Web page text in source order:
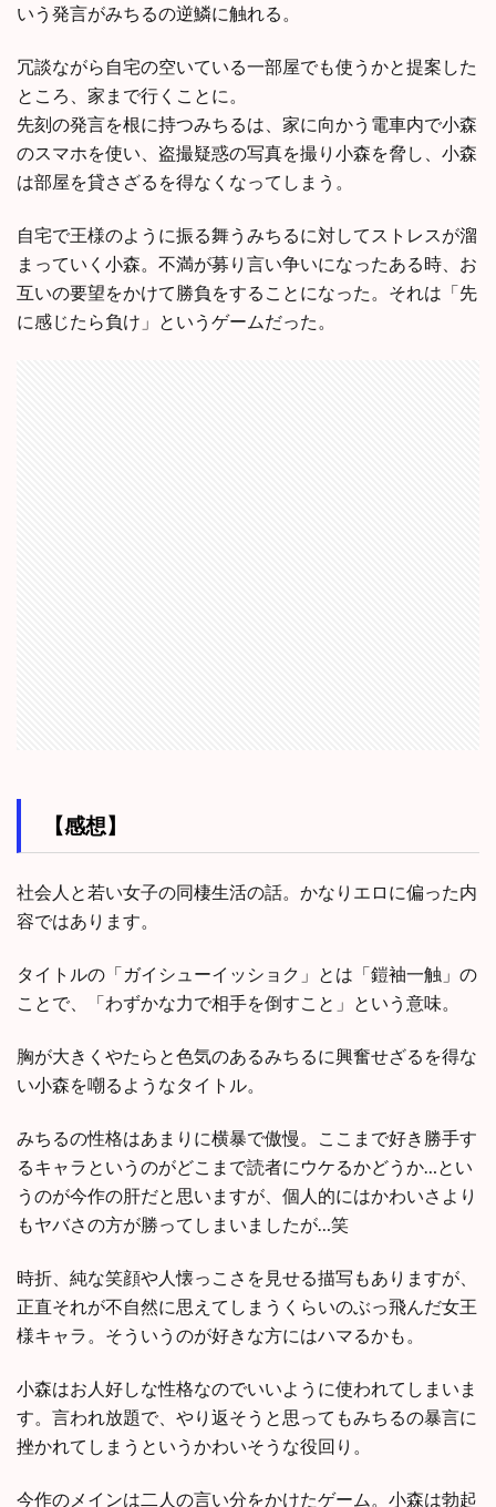
いう発言がみちるの逆鱗に触れる。
冗談ながら自宅の空いている一部屋でも使うかと提案した
ところ、家まで行くことに。
先刻の発言を根に持つみちるは、家に向かう電車内で小森
のスマホを使い、盗撮疑惑の写真を撮り小森を脅し、小森
は部屋を貸さざるを得なくなってしまう。
自宅で王様のように振る舞うみちるに対してストレスが溜
まっていく小森。不満が募り言い争いになったある時、お
互いの要望をかけて勝負をすることになった。それは「先
に感じたら負け」というゲームだった。
【感想】
社会人と若い女子の同棲生活の話。かなりエロに偏った内
容ではあります。
タイトルの「ガイシューイッショク」とは「鎧袖一触」の
ことで、「わずかな力で相手を倒すこと」という意味。
胸が大きくやたらと色気のあるみちるに興奮せざるを得な
い小森を嘲るようなタイトル。
みちるの性格はあまりに横暴で傲慢。ここまで好き勝手す
るキャラというのがどこまで読者にウケるかどうか…とい
うのが今作の肝だと思いますが、個人的にはかわいさより
もヤバさの方が勝ってしまいましたが…笑
時折、純な笑顔や人懐っこさを見せる描写もありますが、
正直それが不自然に思えてしまうくらいのぶっ飛んだ女王
様キャラ。そういうのが好きな方にはハマるかも。
小森はお人好しな性格なのでいいように使われてしまいま
す。言われ放題で、やり返そうと思ってもみちるの暴言に
挫かれてしまうというかわいそうな役回り。
今作のメインは二人の言い分をかけたゲーム。小森は勃起